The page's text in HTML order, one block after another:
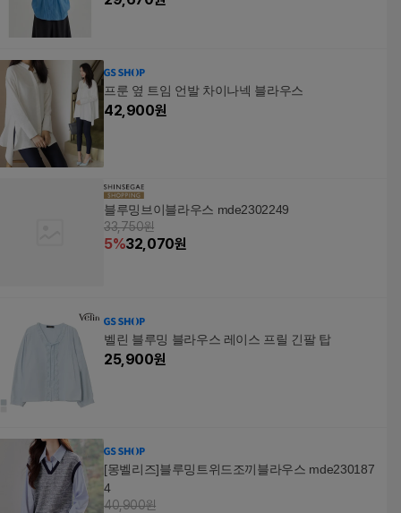
프룬 옆 트임 언발 차이나넥 블라우스
42,900원
블루밍브이블라우스 mde2302249
33,750원
5%32,070원
벨린 블루밍 블라우스 레이스 프릴 긴팔 탑
25,900원
[몽벨리즈]블루밍트위드조끼블라우스 mde230187
4
40,900원